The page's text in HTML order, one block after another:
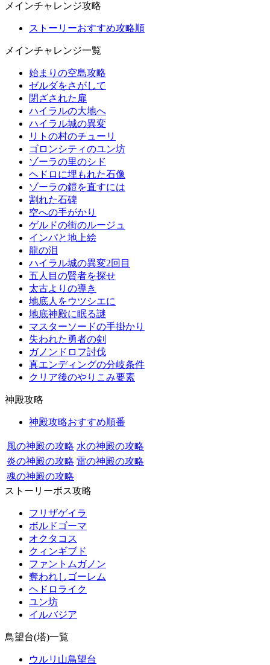
メインチャレンジ攻略
ストーリーおすすめ攻略順
メインチャレンジ一覧
始まりの空島攻略
ゼルダをさがして
閉ざされた扉
ハイラルの大地へ
ハイラル城の異変
リトの村のチューリ
ゴロンシティのユン坊
ゾーラの里のシド
ヘドロに埋もれた石像
ゾーラの鎧を直すには
割れた石碑
空への手がかり
ゲルドの街のルージュ
インパと地上絵
龍の泪
ハイラル城の異変2回目
五人目の賢者を探せ
太古よりの導き
地底人をウツシエに
地底神殿に眠る謎
マスターソードの手掛かり
失われた勇者の剣
ガノンドロフ討伐
真エンディングの分岐条件
クリア後のやりこみ要素
神殿攻略
神殿攻略おすすめ順番
風の神殿の攻略 水の神殿の攻略
炎の神殿の攻略 雷の神殿の攻略
魂の神殿の攻略
ストーリーボス攻略
フリザゲイラ
ボルドゴーマ
オクタコス
クィンギブド
ファントムガノン
奪われしゴーレム
ヘドロライク
ユン坊
イルバジア
鳥望台(塔)一覧
ウルリ山鳥望台